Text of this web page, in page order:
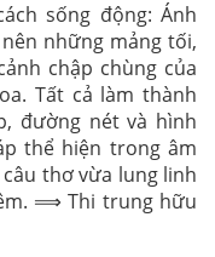
sống động: Ánh
những mảng tối,
chập chùng của
Tất cả làm thành
đường nét và hình
thể hiện trong âm
thơ vừa lung linh
⟹ Thi trung hữu